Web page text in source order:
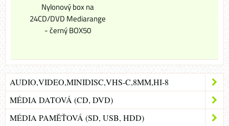
Nylonový box na
24CD/DVD Mediarange
- černý BOX50
AUDIO,VIDEO,MINIDISC,VHS-C,8MM,HI-8
MÉDIA DATOVÁ (CD, DVD)
MÉDIA PAMĚŤOVÁ (SD, USB, HDD)